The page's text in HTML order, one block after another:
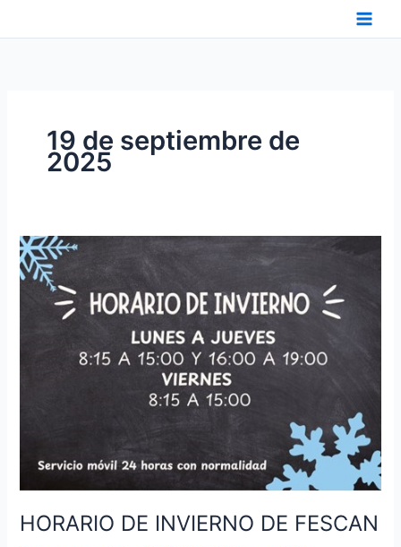
19 de septiembre de
2025
HORARIO DE INVIERNO DE FESCAN
HORARIO
DE
INVIERNO